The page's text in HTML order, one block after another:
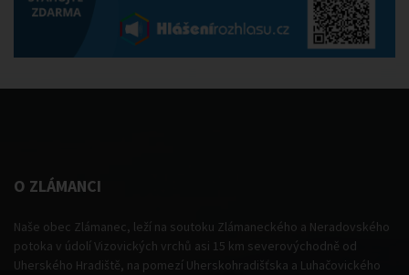
O ZLÁMANCI
Naše obec Zlámanec, leží na soutoku Zlámaneckého a Neradovského
potoka v údolí Vizovických vrchů asi 15 km severovýchodně od
Uherského Hradiště, na pomezí Uherskohradišťska a Luhačovického